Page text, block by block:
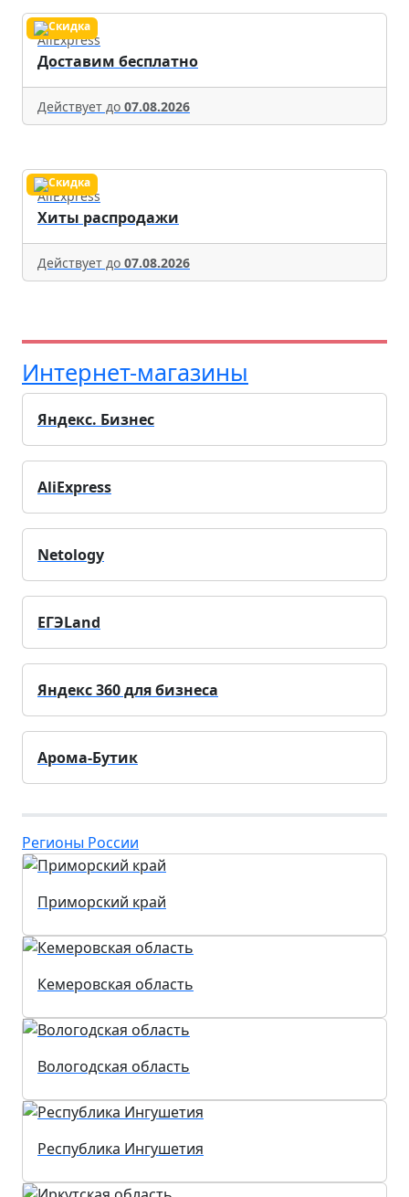
AliExpress
Доставим бесплатно
Действует до 07.08.2026
AliExpress
Хиты распродажи
Действует до 07.08.2026
Интернет-магазины
Яндекс. Бизнес
AliExpress
Netology
ЕГЭLand
Яндекс 360 для бизнеса
Арома-Бутик
Регионы России
Приморский край
Кемеровская область
Вологодская область
Республика Ингушетия